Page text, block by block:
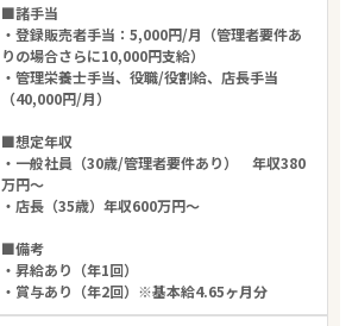
■諸手当
・登録販売者手当：5,000円/月（管理者要件あ
りの場合さらに10,000円支給）
・管理栄養士手当、役職/役割給、店長手当
（40,000円/月）
■想定年収
・一般社員（30歳/管理者要件あり） 年収380
万円～
・店長（35歳）年収600万円～
■備考
・昇給あり（年1回）
・賞与あり（年2回）※基本給4.65ヶ月分